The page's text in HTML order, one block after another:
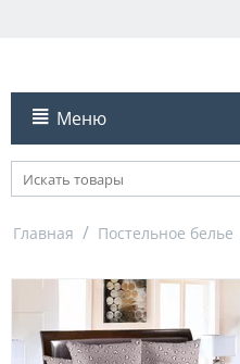
Меню
Главная / Постельное белье